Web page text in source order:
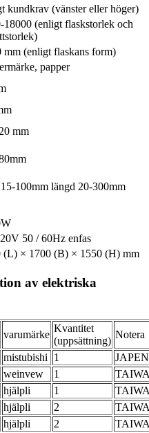
kundkrav (vänster eller höger)
18000 (enligt flaskstorlek och
mm (enligt flaskans form)
papper
mm
100mm längd 20-300mm
50 / 60Hz enfas
(L) × 1700 (B) × 1550 (H) mm
av elektriska
varumärke
Kvantitet
(uppsättning)
Notera
mistubishi 1
JAPEN
weinvew 1
hjälpli 1
hjälpli 2
hjälpli 2